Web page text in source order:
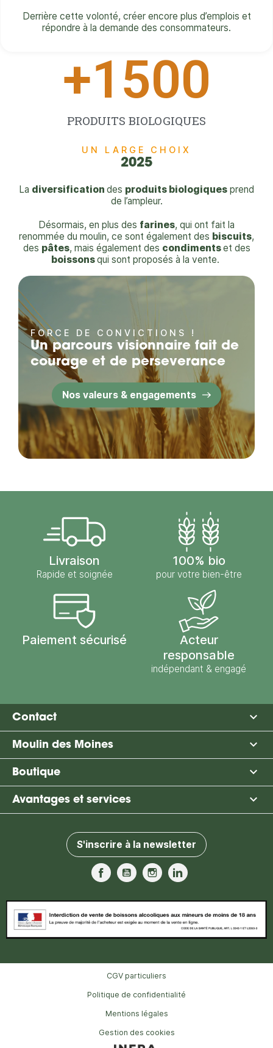
Derrière cette volonté, créer encore plus d’emplois et
répondre à la demande des consommateurs.
+1500
PRODUITS BIOLOGIQUES
UN LARGE CHOIX
2025
La diversification des produits biologiques prend
de l’ampleur.
Désormais, en plus des farines, qui ont fait la
renommée du moulin, ce sont également des biscuits,
des pâtes, mais également des condimentset des
boissonsqui sont proposés à la vente.
FORCE DE CONVICTIONS !
Un parcours visionnaire fait de
courage et de perseverance
Nos valeurs & engagements
Livraison
Rapide et soignée
100% bio
pour votre bien-être
Paiement sécurisé
Acteur
responsable
indépendant & engagé
Contact 
Moulin des Moines 
Boutique 
Avantages et services 
S'inscrire à la newsletter
Facebook
YouTubeInstagram
LinkedIn
CGV particuliers
Politique de confidentialité
Mentions légales
Gestion des cookies